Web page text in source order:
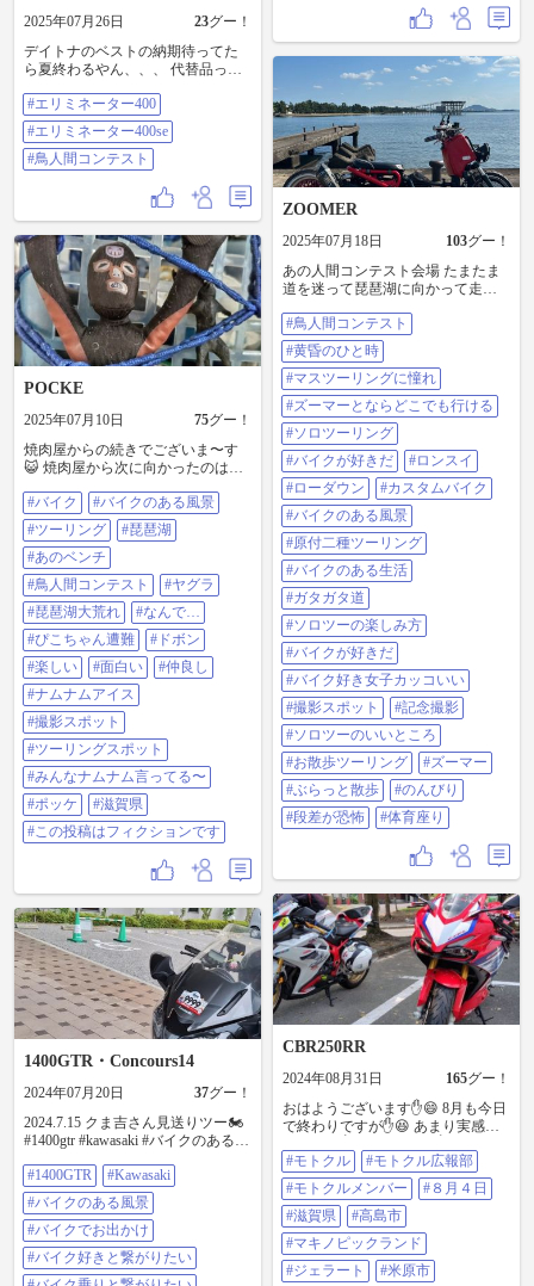
に頑張る若者に心が洗われて再出
到着。 ノドごしのいい蕎麦に濃い
めのぶっかけ汁。あとキンキンに
冷えてやがるお水。 食事・水分・
塩分同時チャージ これは夏ツーリ
ングには最高！美味でした。 1時間
くらい走って［空ふさがり］へ 電
波も届かない秘境。岩肌むき出
し。 この非日常感がめっちゃい
の池］へ 2ヶ月前くらいに行ったよ
うな... アイスクリームが美味しか
った🍨 最後に［麺屋えいと］ やっ
ぱ岐阜と言えばベトコン。 注文は
オススメの味噌ベトコン。 めっち
チャージできた！ そっから弾丸で
帰阪。 22時過ぎに帰宅。 急遽のツ
ーリングやったけど めちゃくちゃ
楽しい一日になりました🤗 走行距
離:518km #ninja400 #cb125r #バイク
初心者 #ツーリング仲間募集中 #中
年ライダー #ソロツーリング #バイ
ク好きな人と繋がりたい #バイクの
ある生活 #バイクカスタム #バイク
ツーリング #鳥人間コンテスト #冷
やしたぬき天国 #空ふさがり #非日
常 #モネの池 #麺屋えいと #ベトコ
ンラーメン
2025年07月26日 23グー！
デイトナのベストの納期待ってた
ら夏終わるやん、、、 代替品っう
入✨ テストを兼ねて鳥人間の撮影
覗きにプチツー💨💨 接触冷感イン
ナー（ワークマン）との合わせ技
もあり効果抜群 デイトナとの差は
ーター400se #鳥人間コンテスト
#エリミネーター400
#エリミネーター400se
#鳥人間コンテスト
ZOOMER
2025年07月18日 103グー！
あの人間コンテスト会場 たまたま
道を迷って琵琶湖に向かって走っ
ってると思ってたわ。 突堤がある
と行きたくなるけど､バリケードし
てたので、行けんかった。 #鳥人間
コンテスト #黄昏のひと時 #マスツ
ーリングに憧れ #ズーマーとならど
こでも行ける #ソロツーリング #バ
イクが好きだ #ロンスイ #ローダウ
ン #カスタムバイク #バイクのある
風景 #原付二種ツーリング #バイク
のある生活 #ガタガタ道 #ソロツー
の楽しみ方 #バイクが好きだ #バイ
ク好き女子カッコいい #撮影スポッ
ト #記念撮影 #ソロツーのいいとこ
ろ #お散歩ツーリング #ズーマー #
ぶらっと散歩 #のんびり #段差が恐
怖 #体育座り
#鳥人間コンテスト
#黄昏のひと時
#マスツーリングに憧れ
#ズーマーとならどこでも行ける
#ソロツーリング
#バイクが好きだ
#ロンスイ
#ローダウン
#カスタムバイク
#バイクのある風景
#原付二種ツーリング
#バイクのある生活
#ガタガタ道
#ソロツーの楽しみ方
#バイクが好きだ
#バイク好き女子カッコいい
#撮影スポット
#記念撮影
#ソロツーのいいところ
#お散歩ツーリング
#ズーマー
#ぶらっと散歩
#のんびり
#段差が恐怖
#体育座り
POCKE
2025年07月10日 75グー！
焼肉屋からの続きでございま〜す
😺 焼肉屋から次に向かったのは私
れて行ってくれると言う事でココ
ちゃん先頭で出発🏍️💨 湖岸道路に
出るつもりが工場❓青果店❓の敷地
内をウロウロ🏍️💨😹 （ぴこちゃん
と天邪鬼さんがバナナの叩き売り
してた〜🍌😽❗） 何とか湖岸道路へ
出て、あのベンチへ 🪑 途中鳥人間
コンテストのヤグラが組まれたヤ
グラが😹 ここをバイクで下から全
開で走り飛んだら気持ち良さそう
だよね〜🏍️💨 （私怖くて無理…
😹） 只今の記録バイクで飛んだ為
失格…🙀❗ なんてね😽 着きました
あのベンチ🪑 え⁉️何かなんでもない
普通の木があり椅子が置いてある
だけなんだけど…🪑😹 でも人気ス
ポットなのか次から次へと車やバ
イクに自転車に三輪車及び一輪
車、ボールに乗ったピエロまで🤡
😽 何を思ったかぴこちゃん靴を脱
ぎ私達に一言… ぴこちゃん）私を
探さないでください… その言葉を
最後に琵琶湖に消える🙀💦💦 何故
かしらこのベンチ来た時強風、高
波、白波、焼酎って感じで酷い
風…🌊 湖なのに海みたいにうねる
水に飲み込まれたぴこちゃん…💦
全身びしょ濡れ雷魚にタマタマ齧
られて…🟡🟡🦈⁉️ もがきながら岸へ
戻ってSOSを書くぴこちゃん🆘‼️ で
も波に書いたSOSが消され諦め普通
に階段登って帰還✨😹❗ みんなでベ
高波が襲いかかり全員琵琶湖にド
お別れし私達はアイスが食べたい
ね〜と、ぴこちゃんが見つけたナ
ムナムアイスを食べに行く事に🍨🐈
🐾🐾 ナムナムアイス…怪しい宗教
場じゃないよね…🙀💦 はい着きま
した✨ ナムナムアイス店ここは小
さなお店で 昔を感じさせるお店😺❗
（写真撮り忘れました…📸😹） お
店に来ていたお客さん皆ナムナム
#バイク
#バイクのある風景
#ツーリング
#琵琶湖
#あのベンチ
#鳥人間コンテスト
#ヤグラ
#琵琶湖大荒れ
#なんで…
#ぴこちゃん遭難
#ドボン
#楽しい
#面白い
#仲良し
#ナムナムアイス
#撮影スポット
#ツーリングスポット
#みんなナムナム言ってる〜
#ポッケ
#滋賀県
#この投稿はフィクションです
CBR250RR
2024年08月31日 165グー！
おはようございます✋😄 8月も今日
で終わりですが✋😆 あまり実感が
@131273 と滋賀県方面に走りに行
きました🎵😉 マキノピックランド
に集合して✋😄 ジェラートを食べ
てから出発して✋😆 この日もめち
ゃめちゃ暑かったので✋😅 米原市
に入ったところで道の駅で休憩✋😊
次に、私のお気に入りの琵琶湖撮
#モトクル
#モトクル広報部
#モトクルメンバー
#８月４日
#滋賀県
#高島市
#マキノピックランド
#ジェラート
#米原市
1400GTR・Concours14
2024年07月20日 37グー！
2024.7.15 クま吉さん見送りツー🏍
#1400gtr #kawasaki #バイクのある風
と繋がりたい⁡ ⁡#バイク乗りと繋がり
たい ⁡⁡#CBTR #CBTR2024
⁡#CBTR2024実行委員 #ルートインホ
テル ⁡#鳥人間コンテスト ⁡#ドライブ
インみゆき ⁡#彦根インター
⁡⁡⁡⁡#Instagram ⁡⁡#インスタ映え⁡⁡ ⁡#リライブ
#1400GTR
#Kawasaki
#バイクのある風景
#バイクでお出かけ
#バイク好きと繋がりたい